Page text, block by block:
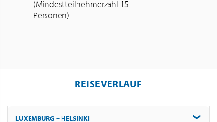
(Mindestteilnehmerzahl 15
Personen)
REISEVERLAUF
LUXEMBURG – HELSINKI